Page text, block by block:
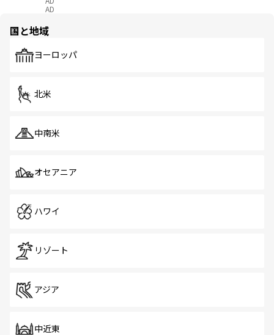
AD
国と地域
ヨーロッパ
北米
中南米
オセアニア
ハワイ
リゾート
アジア
中近東